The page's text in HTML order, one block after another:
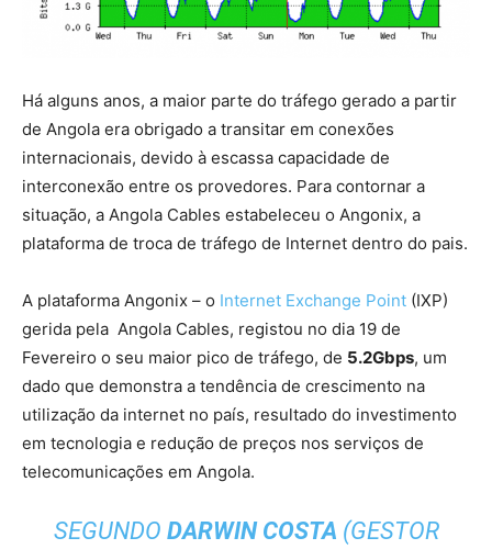
Há alguns anos, a maior parte do tráfego gerado a partir
de Angola era obrigado a transitar em conexões
internacionais, devido à escassa capacidade de
interconexão entre os provedores. Para contornar a
situação, a Angola Cables estabeleceu o Angonix, a
plataforma de troca de tráfego de Internet dentro do pais.
A plataforma Angonix – o Internet Exchange Point (IXP)
gerida pela Angola Cables, registou no dia 19 de
Fevereiro o seu maior pico de tráfego, de 5.2Gbps, um
dado que demonstra a tendência de crescimento na
utilização da internet no país, resultado do investimento
em tecnologia e redução de preços nos serviços de
telecomunicações em Angola.
SEGUNDO DARWIN COSTA (GESTOR